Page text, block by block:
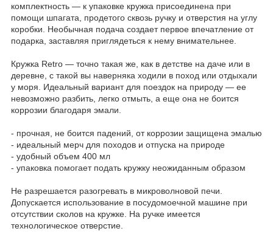
комплектность — к упаковке кружка присоединена при
помощи шпагата, продетого сквозь ручку и отверстия на углу
коробки. Необычная подача создает первое впечатление от
подарка, заставляя приглядеться к нему внимательнее.
Кружка Retro — точно такая же, как в детстве на даче или в
деревне, с такой вы наверняка ходили в поход или отдыхали
у моря. Идеальный вариант для поездок на природу — ее
невозможно разбить, легко отмыть, а еще она не боится
коррозии благодаря эмали.
- прочная, не боится падений, от коррозии защищена эмалью
- идеальный мерч для походов и отпуска на природе
- удобный объем 400 мл
- упаковка помогает подать кружку неожиданным образом
Не разрешается разогревать в микроволновой печи.
Допускается использование в посудомоечной машине при
отсутствии сколов на кружке. На ручке имеется
технологическое отверстие.